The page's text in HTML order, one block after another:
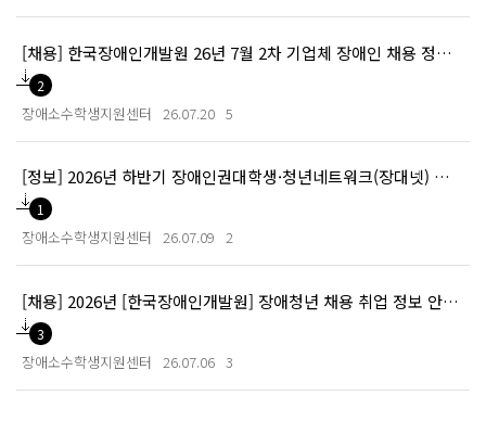
[채용] 한국장애인개발원 26년 7월 2차 기업체 장애인 채용 정보 안내
2
장애소수학생지원센터 26.07.20 5
[정보] 2026년 하반기 장애인권대학생·청년네트워크(장대넷) 신입국원 모집
1
장애소수학생지원센터 26.07.09 2
[채용] 2026년 [한국장애인개발원] 장애청년 채용 취업 정보 안내(7월 1차)
3
장애소수학생지원센터 26.07.06 3